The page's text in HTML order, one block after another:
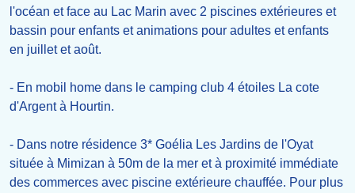
l'océan et face au Lac Marin avec 2 piscines extérieures et
bassin pour enfants et animations pour adultes et enfants
en juillet et août.
- En mobil home dans le camping club 4 étoiles La cote
d'Argent à Hourtin.
- Dans notre résidence 3* Goélia Les Jardins de l'Oyat
située à Mimizan à 50m de la mer et à proximité immédiate
des commerces avec piscine extérieure chauffée. Pour plus